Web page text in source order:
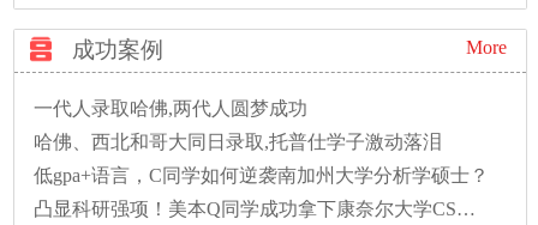
成功案例 More
一代人录取哈佛,两代人圆梦成功
哈佛、西北和哥大同日录取,托普仕学子激动落泪
低gpa+语言，C同学如何逆袭南加州大学分析学硕士？
凸显科研强项！美本Q同学成功拿下康奈尔大学CS硕士录取！